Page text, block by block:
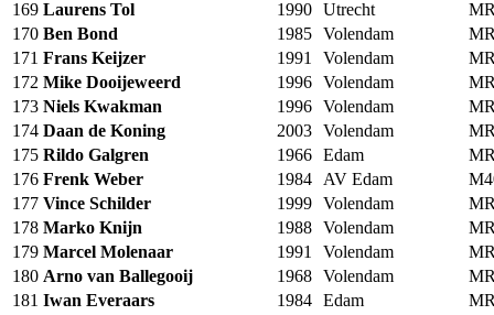
169 Laurens Tol 1990 Utrecht
170 Ben Bond 1985 Volendam
171 Frans Keijzer 1991 Volendam
172 Mike Dooijeweerd 1996 Volendam
173 Niels Kwakman 1996 Volendam
174 Daan de Koning 2003 Volendam
175 Rildo Galgren 1966 Edam
176 Frenk Weber 1984 AV Edam
177 Vince Schilder 1999 Volendam
178 Marko Knijn 1988 Volendam
179 Marcel Molenaar 1991 Volendam
180 Arno van Ballegooij 1968 Volendam
181 Iwan Everaars 1984 Edam